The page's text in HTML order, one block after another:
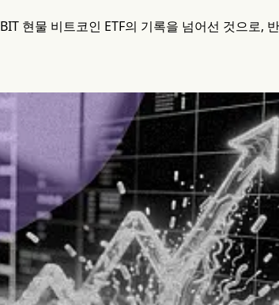
현물 비트코인 ETF의 기록을 넘어선 것으로,